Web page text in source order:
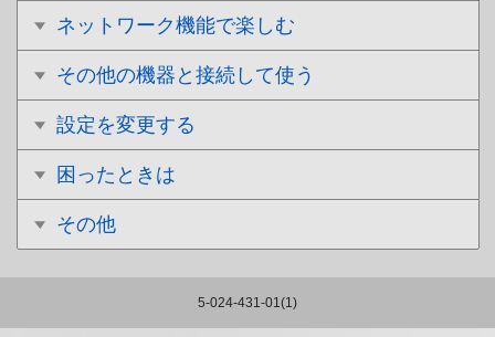
ネットワーク機能で楽しむ
その他の機器と接続して使う
設定を変更する
困ったときは
その他
5-024-431-01(1)